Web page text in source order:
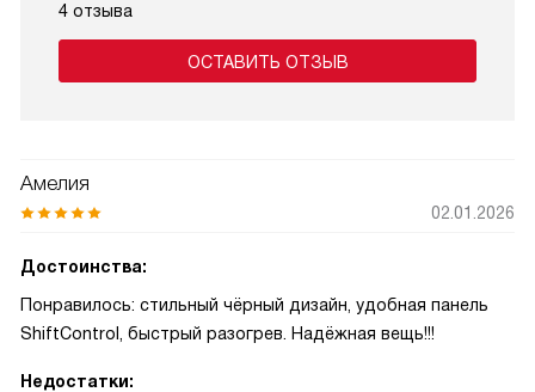
4 отзыва
ОСТАВИТЬ ОТЗЫВ
Амелия
02.01.2026
Достоинства:
Понравилось: стильный чёрный дизайн, удобная панель
ShiftControl, быстрый разогрев. Надёжная вещь!!!
Недостатки: